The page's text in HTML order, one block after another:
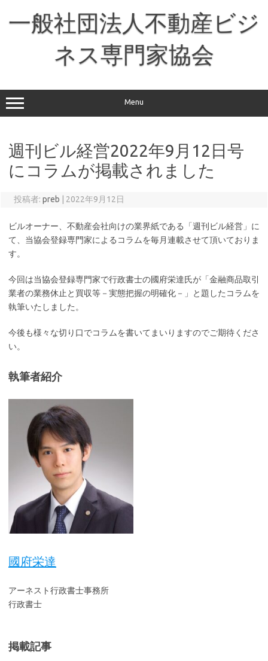
一般社団法人不動産ビジ
ネス専門家協会
Menu
週刊ビル経営2022年9月12日号
にコラムが掲載されました
投稿者: preb 2022年9月12日
ビルオーナー、不動産会社向けの業界紙である「週刊ビル経営」に
て、当協会登録専門家によるコラムを毎月連載させて頂いておりま
す。
今回は当協会登録専門家で行政書士の國府栄達氏が「金融商品取引
業者の業務休止と買収等－実態把握の明確化－」と題したコラムを
執筆いたしました。
今後も様々な切り口でコラムを書いてまいりますのでご期待くださ
い。
執筆者紹介
國府栄達
アーネスト行政書士事務所
行政書士
掲載記事